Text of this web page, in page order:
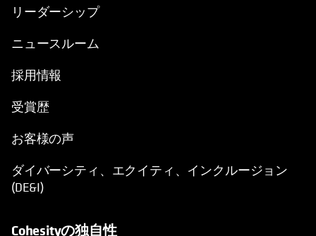
リーダーシップ
ニュースルーム
採用情報
受賞歴
お客様の声
ダイバーシティ、エクイティ、インクルージョン
(DE&I)
Cohesityの独自性